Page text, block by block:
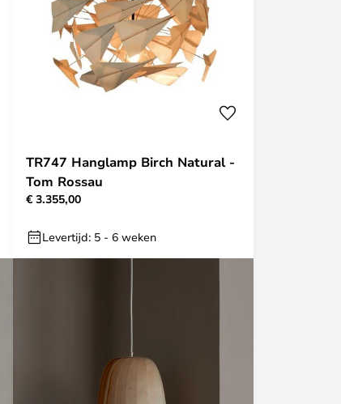
TR747 Hanglamp Birch Natural -
Tom Rossau
€ 3.355,00
Levertijd: 5 - 6 weken